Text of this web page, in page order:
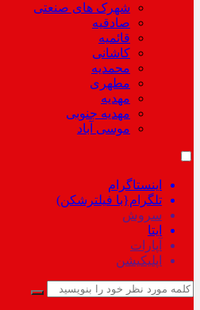
شهرک های صنعتی
صادقیه
قائمیه
کاشانی
محمدیه
مطهری
مهدیه
مهدیه جنوبی
موسی آباد
اینستاگرام
تلگرام{با فیلترشکن)
سروش
ایتا
آپارات
اپلیکیشن